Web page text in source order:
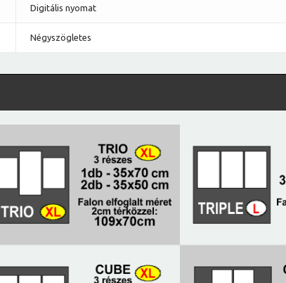
Digitális nyomat
Négyszögletes